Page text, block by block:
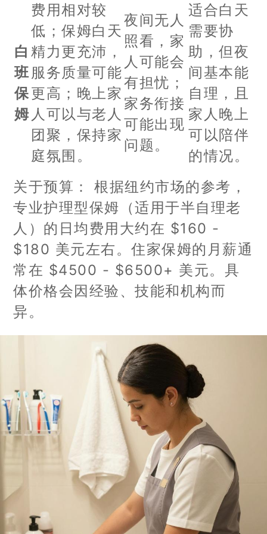
白
班
保
姆
费用相对较
低；保姆白天
精力更充沛，
服务质量可能
更高；晚上家
人可以与老人
团聚，保持家
庭氛围。
夜间无人
照看，家
人可能会
有担忧；
家务衔接
可能出现
问题。
适合白天
需要协
助，但夜
间基本能
自理，且
家人晚上
可以陪伴
的情况。
关于预算： 根据纽约市场的参考，
专业护理型保姆（适用于半自理老
人）的日均费用大约在 $160 -
$180 美元左右。住家保姆的月薪通
常在 $4500 - $6500+ 美元。具
体价格会因经验、技能和机构而
异。